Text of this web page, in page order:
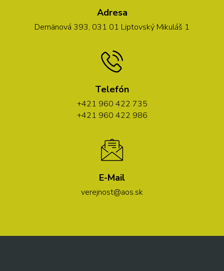
Adresa
Demänová 393, 031 01 Liptovský Mikuláš 1
Telefón
+421 960 422 735
+421 960 422 986
E-Mail
verejnost@aos.sk